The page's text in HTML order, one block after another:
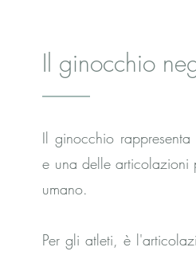
Il ginocchio
Il ginocchio
e una delle articolazioni
umano.
Per gli atleti, è